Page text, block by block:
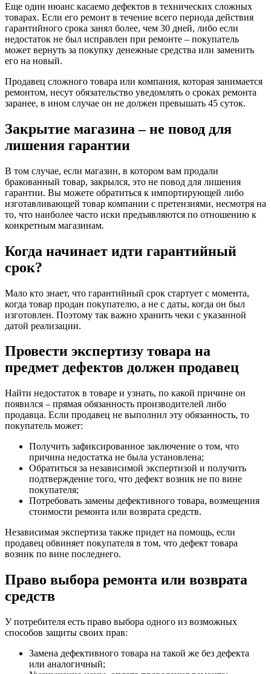
Еще один нюанс касаемо дефектов в технических сложных
товарах. Если его ремонт в течение всего периода действия
гарантийного срока занял более, чем 30 дней, либо если
недостаток не был исправлен при ремонте – покупатель
может вернуть за покупку денежные средства или заменить
его на новый.
Продавец сложного товара или компания, которая занимается
ремонтом, несут обязательство уведомлять о сроках ремонта
заранее, в ином случае он не должен превышать 45 суток.
Закрытие магазина – не повод для
лишения гарантии
В том случае, если магазин, в котором вам продали
бракованный товар, закрылся, это не повод для лишения
гарантии. Вы можете обратиться к импортирующей либо
изготавливающей товар компании с претензиями, несмотря на
то, что наиболее часто иски предъявляются по отношению к
конкретным магазинам.
Когда начинает идти гарантийный
срок?
Мало кто знает, что гарантийный срок стартует с момента,
когда товар продан покупателю, а не с даты, когда он был
изготовлен. Поэтому так важно хранить чеки с указанной
датой реализации.
Провести экспертизу товара на
предмет дефектов должен продавец
Найти недостаток в товаре и узнать, по какой причине он
появился – прямая обязанность производителей либо
продавца. Если продавец не выполнил эту обязанность, то
покупатель может:
Получить зафиксированное заключение о том, что
причина недостатка не была установлена;
Обратиться за независимой экспертизой и получить
подтверждение того, что дефект возник не по вине
покупателя;
Потребовать замены дефективного товара, возмещения
стоимости ремонта или возврата средств.
Независимая экспертиза также придет на помощь, если
продавец обвиняет покупателя в том, что дефект товара
возник по вине последнего.
Право выбора ремонта или возврата
средств
У потребителя есть право выбора одного из возможных
способов защиты своих прав:
Замена дефективного товара на такой же без дефекта
или аналогичный;